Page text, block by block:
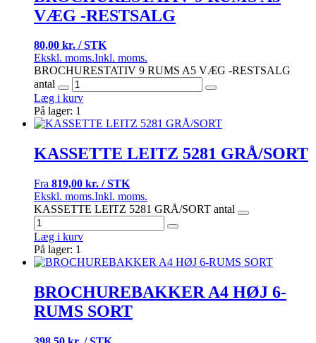
VÆG -RESTSALG
80,00 kr. / STK
Ekskl. moms.Inkl. moms.
BROCHURESTATIV 9 RUMS A5 VÆG -RESTSALG
antal
Læg i kurv
På lager: 1
KASSETTE LEITZ 5281 GRÅ/SORT
Fra 819,00 kr. / STK
Ekskl. moms.Inkl. moms.
KASSETTE LEITZ 5281 GRÅ/SORT antal
Læg i kurv
På lager: 1
BROCHUREBAKKER A4 HØJ 6-
RUMS SORT